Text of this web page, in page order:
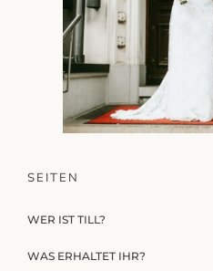
SEITEN
WER IST TILL?
WAS ERHALTET IHR?